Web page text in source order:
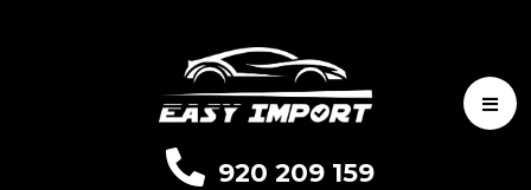
920 209 159